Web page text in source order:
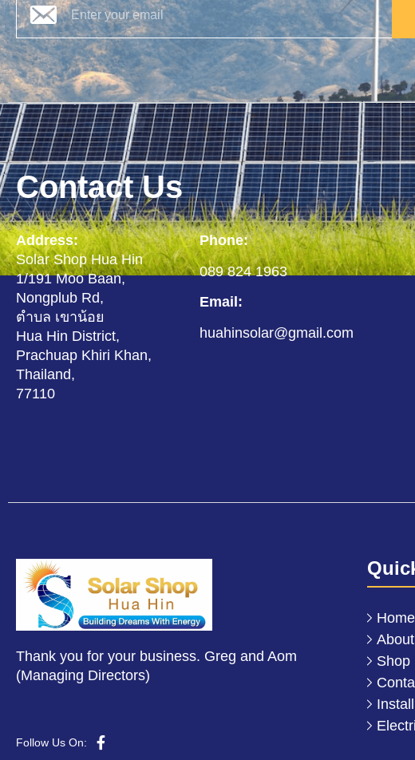
Contact Us
Address:
Solar Shop Hua Hin
1/191 Moo Baan,
Nongplub Rd,
ตำบล เขาน้อย
Hua Hin District,
Prachuap Khiri Khan,
Thailand,
77110
Phone:
089 824 1963
Email:
huahinsolar@gmail.com
Thank you for your business. Greg and Aom
(Managing Directors)
Follow Us On:
Home
About
Shop
Install